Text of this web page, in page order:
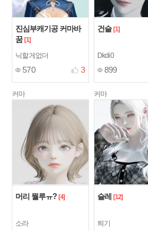
진심부캐기공 커마바
꿈 [1]
닉할게없더
570 3
건슬 [1]
Dkdi0
899
커마
머리 뭘루ㅠ? [4]
소라
커마
슬레 [12]
틔기